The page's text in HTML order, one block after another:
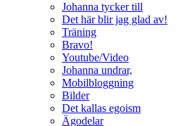
Johanna tycker till
Det här blir jag glad av!
Träning
Bravo!
Youtube/Video
Johanna undrar,
Mobilbloggning
Bilder
Det kallas egoism
Ägodelar